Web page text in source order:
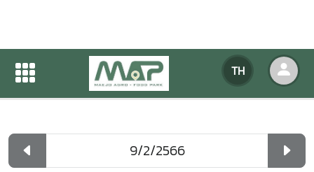
TH
ปฏิทินกิจกรรมของหน่วยงาน
ปฏิทินกิจกรรมของหน่วยงาน